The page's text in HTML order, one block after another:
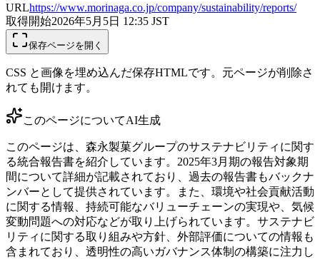
URLhttps://www.morinaga.co.jp/company/sustainability/reports/
取得開始2026年5月5日 12:35 JST
保存ページを開く
CSS と画像を埋め込んだ保存HTMLです。元ページが削除さ
れても開けます。
このページについてAI生成
このページは、森永製菓グループのサステナビリティに関す
る統合報告書を紹介しています。2025年3月期の報告対象期
間について詳細が記載されており、過去の報告書もバックナ
ンバーとして提供されています。また、環境や社会貢献活動
に関する情報、持続可能なバリューチェーンの実現や、気候
変動問題への対応などが取り上げられています。サステナビ
リティに関する取り組みや方針、外部評価についての情報も
含まれており、透明性の高いガバナンス体制の構築に注力し